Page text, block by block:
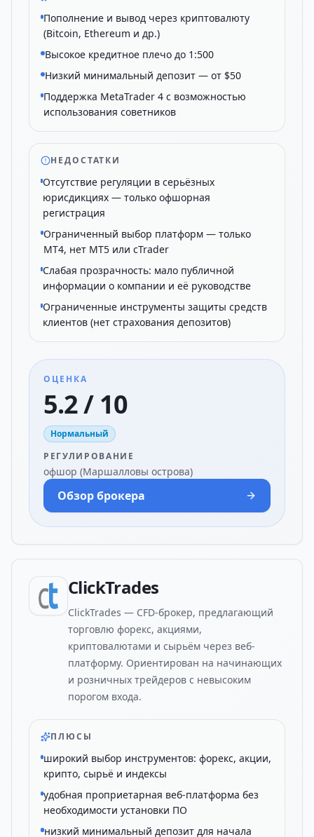
Пополнение и вывод через криптовалюту
(Bitcoin, Ethereum и др.)
Высокое кредитное плечо до 1:500
Низкий минимальный депозит — от $50
Поддержка MetaTrader 4 с возможностью
использования советников
НЕДОСТАТКИ
Отсутствие регуляции в серьёзных
юрисдикциях — только офшорная
регистрация
Ограниченный выбор платформ — только
MT4, нет MT5 или cTrader
Слабая прозрачность: мало публичной
информации о компании и её руководстве
Ограниченные инструменты защиты средств
клиентов (нет страхования депозитов)
ОЦЕНКА
5.2 / 10
Нормальный
РЕГУЛИРОВАНИЕ
офшор (Маршалловы острова)
Обзор брокера
ClickTrades
ClickTrades — CFD-брокер, предлагающий
торговлю форекс, акциями,
криптовалютами и сырьём через веб-
платформу. Ориентирован на начинающих
и розничных трейдеров с невысоким
порогом входа.
ПЛЮСЫ
широкий выбор инструментов: форекс, акции,
крипто, сырьё и индексы
удобная проприетарная веб-платформа без
необходимости установки ПО
низкий минимальный депозит для начала